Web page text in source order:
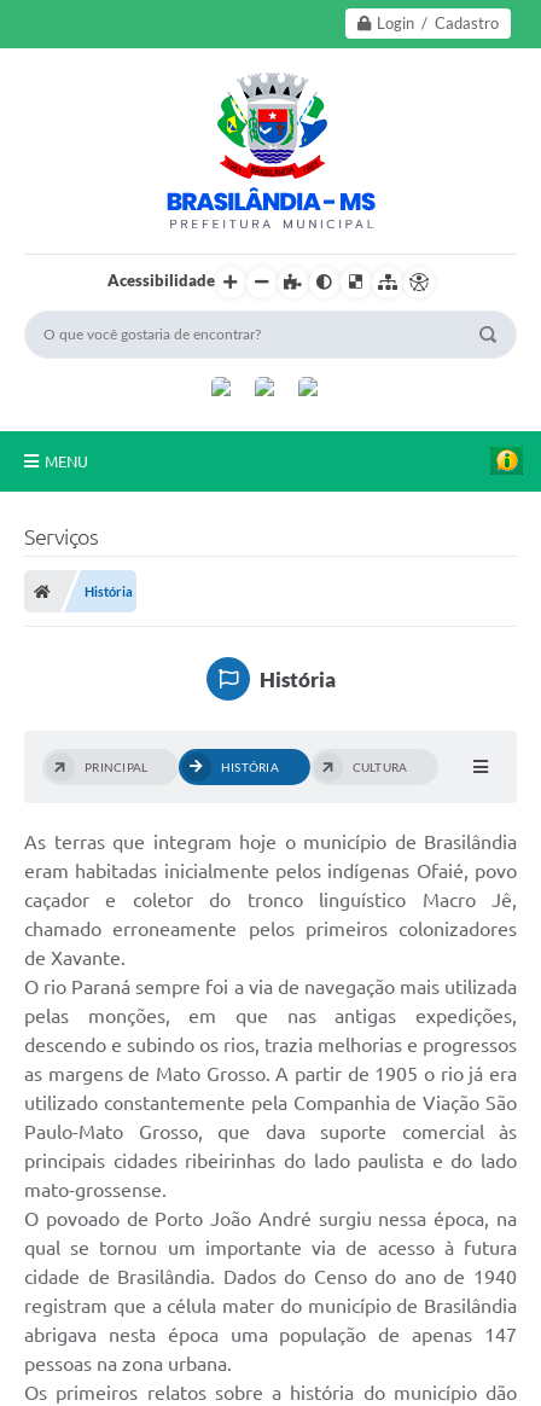
Login / Cadastro
Acessibilidade
MENU
Legislação
Ouvidoria
Tributação
Diário Oficial
Plano de Contratações Anual
Portal da Privacidade
PNAB (Política Nacional Aldir Blanc)
Formulário
Agenda
Contato
Serviços
História
História
PRINCIPAL HISTÓRIA CULTURA
As terras que integram hoje o município de Brasilândia
eram habitadas inicialmente pelos indígenas Ofaié, povo
caçador e coletor do tronco linguístico Macro Jê,
chamado erroneamente pelos primeiros colonizadores
de Xavante.
O rio Paraná sempre foi a via de navegação mais utilizada
pelas monções, em que nas antigas expedições,
descendo e subindo os rios, trazia melhorias e progressos
as margens de Mato Grosso. A partir de 1905 o rio já era
utilizado constantemente pela Companhia de Viação São
Paulo-Mato Grosso, que dava suporte comercial às
principais cidades ribeirinhas do lado paulista e do lado
mato-grossense.
O povoado de Porto João André surgiu nessa época, na
qual se tornou um importante via de acesso à futura
cidade de Brasilândia. Dados do Censo do ano de 1940
registram que a célula mater do município de Brasilândia
abrigava nesta época uma população de apenas 147
pessoas na zona urbana.
Os primeiros relatos sobre a história do município dão